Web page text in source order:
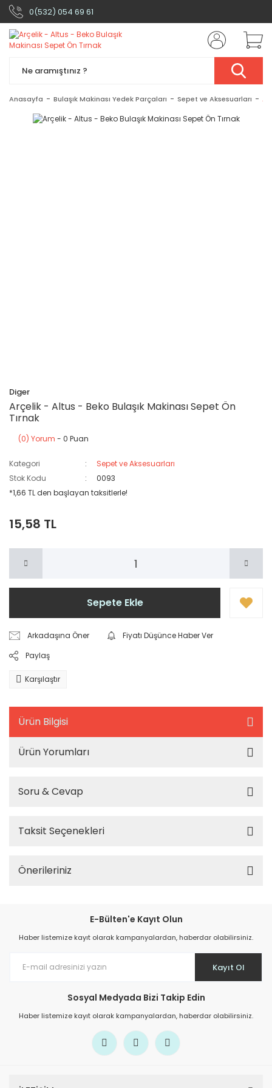
0(532) 054 69 61
Anasayfa Bulaşık Makinası Yedek Parçaları Sepet ve Aksesuarları
Diger
Arçelik - Altus - Beko Bulaşık Makinası Sepet Ön
Tırnak
(0) Yorum - 0 Puan
Kategori
Sepet ve Aksesuarları
Stok Kodu
0093
*1,66 TL den başlayan taksitlerle!
15,58 TL
Sepete Ekle
Arkadaşına Öner
Fiyatı Düşünce Haber Ver
Paylaş
Karşılaştır
Ürün Bilgisi
Ürün Yorumları
Soru & Cevap
Taksit Seçenekleri
Önerileriniz
E-Bülten'e Kayıt Olun
Haber listemize kayıt olarak kampanyalardan, haberdar olabilirsiniz.
Kayıt Ol
Sosyal Medyada Bizi Takip Edin
Haber listemize kayıt olarak kampanyalardan, haberdar olabilirsiniz.